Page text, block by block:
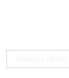
Search